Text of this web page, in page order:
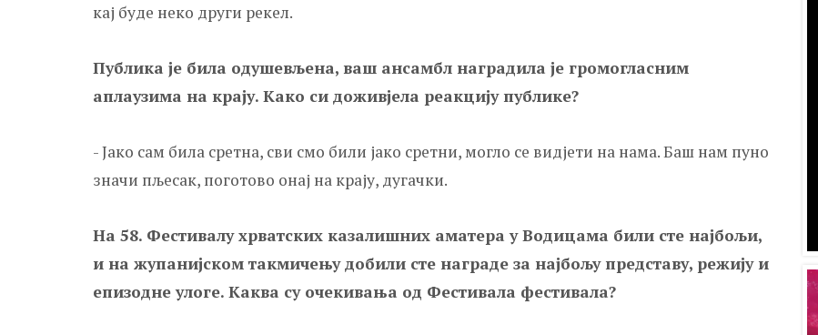
кај буде неко други рекел.
Публика је била одушевљена, ваш ансамбл наградила је громогласним
аплаузима на крају. Како си доживјела реакцију публике?
- Јако сам била сретна, сви смо били јако сретни, могло се видјети на нама. Баш нам пуно
значи пљесак, поготово онај на крају, дугачки.
На 58. Фестивалу хрватских казалишних аматера у Водицама били сте најбољи,
и на жупанијском такмичењу добили сте награде за најбољу представу, режију и
епизодне улоге. Каква су очекивања од Фестивала фестивала?